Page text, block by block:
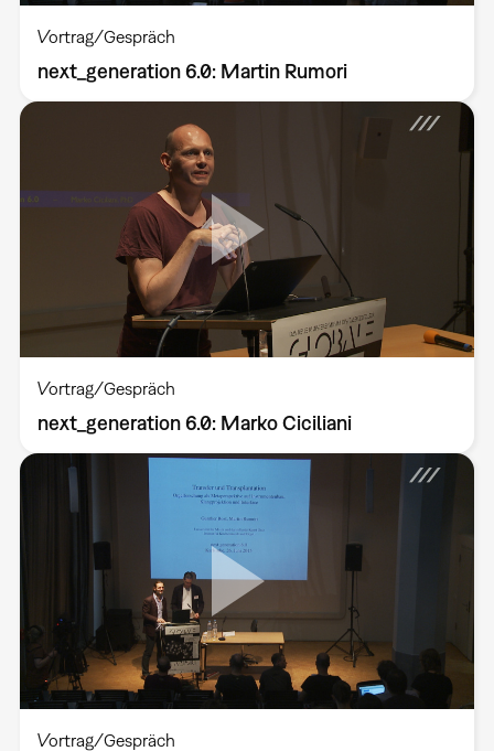
Vortrag/Gespräch
next_generation 6.0: Martin Rumori
Vortrag/Gespräch
next_generation 6.0: Marko Ciciliani
Vortrag/Gespräch